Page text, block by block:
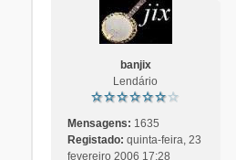
banjix
Lendário
Mensagens: 1635
Registado: quinta-feira, 23
fevereiro 2006 17:28